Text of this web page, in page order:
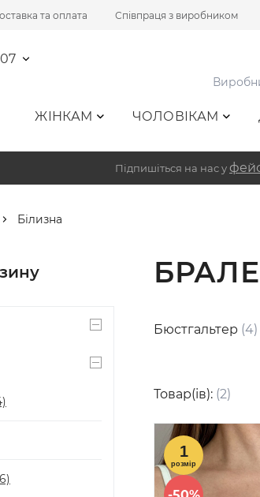
та оплата Співпраця з виробником
ЖІНКАМ ЧОЛОВІКАМ
Підпишіться на нас у
Білизна
Бюстгальтер (4)
Товар(ів): (2)